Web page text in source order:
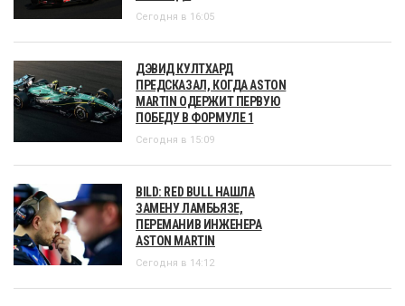
Сегодня в 16:05
ДЭВИД КУЛТХАРД
ПРЕДСКАЗАЛ, КОГДА ASTON
MARTIN ОДЕРЖИТ ПЕРВУЮ
ПОБЕДУ В ФОРМУЛЕ 1
Сегодня в 15:09
BILD: RED BULL НАШЛА
ЗАМЕНУ ЛАМБЬЯЗЕ,
ПЕРЕМАНИВ ИНЖЕНЕРА
ASTON MARTIN
Сегодня в 14:12